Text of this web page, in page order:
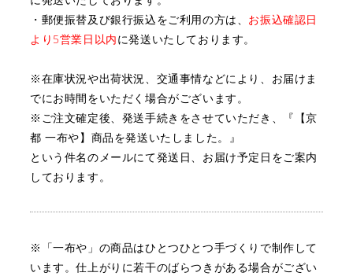
・郵便振替及び銀行振込をご利用の方は、 お振込確認日
より5営業日以内に発送いたしております。
※在庫状況や出荷状況、交通事情などにより、お届けま
でにお時間をいただく場合がございます。
※ご注文確定後、発送手続きをさせていただき、『【京
都 一布や】商品を発送いたしました。』
という件名のメールにて発送日、お届け予定日をご案内
しております。
※「一布や」の商品はひとつひとつ手づくりで制作して
います。仕上がりに若干のばらつきがある場合がござい